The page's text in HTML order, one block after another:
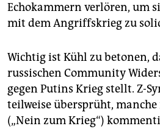
Echokammern verlören, um
mit dem Angriffskrieg zu
Wichtig ist Kühl zu betonen,
russischen Community
gegen Putins Krieg stellt. Z-
teilweise übersprüht, manche
(„Nein zum Krieg“)